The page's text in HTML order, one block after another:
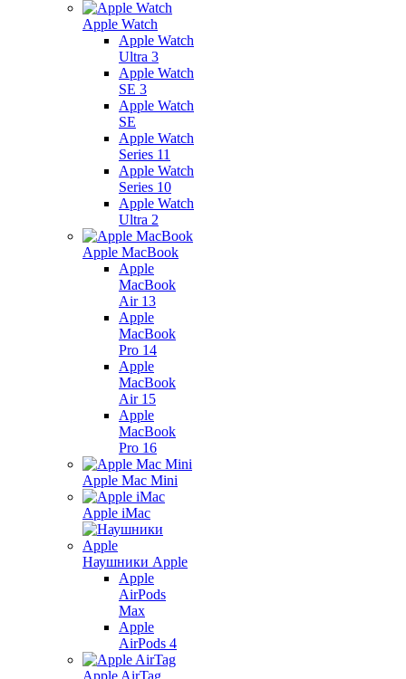
Apple Watch
Apple Watch
Ultra 3
Apple Watch
SE 3
Apple Watch
SE
Apple Watch
Series 11
Apple Watch
Series 10
Apple Watch
Ultra 2
Apple MacBook
Apple
MacBook
Air 13
Apple
MacBook
Pro 14
Apple
MacBook
Air 15
Apple
MacBook
Pro 16
Apple Mac Mini
Apple iMac
Наушники Apple
Apple
AirPods
Max
Apple
AirPods 4
Apple AirTag